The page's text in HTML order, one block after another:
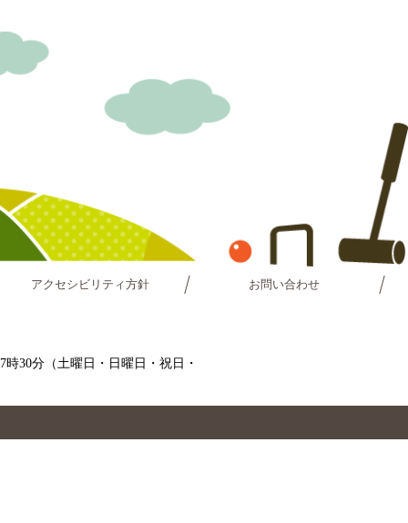
アクセシビリティ方針 お問い合わせ
時30分（土曜日・日曜日・祝日・